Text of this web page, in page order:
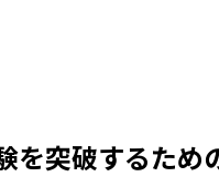
を突破するため